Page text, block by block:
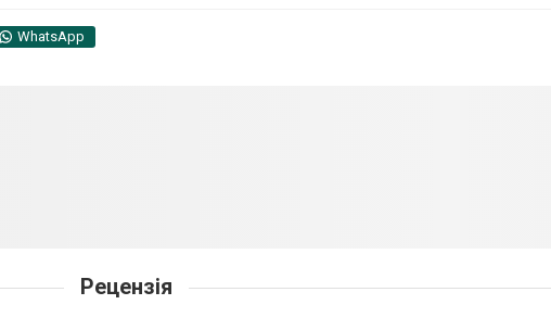
WhatsApp
Рецензія